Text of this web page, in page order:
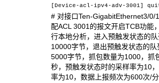
[Device-acl-ipv4-adv-3001]
# 对接口Ten-GigabitEthernet3/0/
配ACL 3001的报文开启TCB功能
行本地分析，进入预触发状态的
10000字节，退出预触发状态的队
5000字节，抓包数量为1000，抓
秒，预触发状态时的采样率为10
率为10，数据上报频次为600次/分